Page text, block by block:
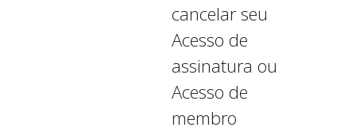
cancelar seu
Acesso de
assinatura ou
Acesso de
membro